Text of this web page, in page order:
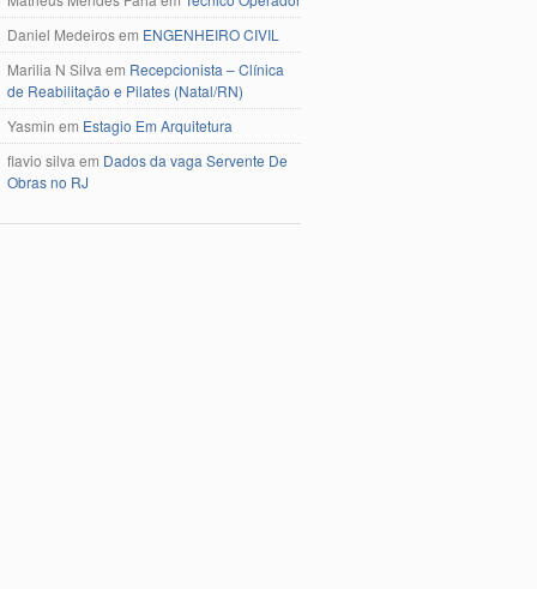
Daniel Medeirosem ENGENHEIRO CIVIL
Marilia N Silva em Recepcionista – Clínica
de Reabilitação e Pilates (Natal/RN)
Yasmin em Estagio Em Arquitetura
flavio silva em Dados da vaga Servente De
Obras no RJ